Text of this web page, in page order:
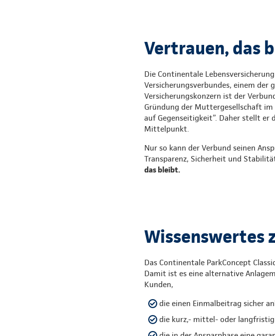
Vertrauen, das
Die Continentale
Versicherungsverbundes, einem der
Versicherungskonzern ist der
Gründung der Muttergesellschaft im
auf Gegenseitigkeit”. Daher stellt er
Mittelpunkt.
Nur so kann der Verbund seinen
Transparenz, Sicherheit und
das bleibt.
Wissenswertes
Das Continentale ParkConcept
Damit ist es eine alternative
Kunden,
die einen Einmalbeitrag sicher
die kurz,- mittel- oder